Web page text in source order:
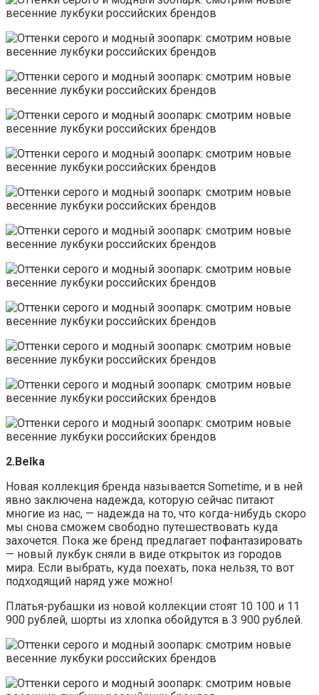
2.Belka
Новая коллекция бренда называется Sometime, и в ней
явно заключена надежда, которую сейчас питают
многие из нас, — надежда на то, что когда-нибудь скоро
мы снова сможем свободно путешествовать куда
захочется. Пока же бренд предлагает пофантазировать
— новый лукбук сняли в виде открыток из городов
мира. Если выбрать, куда поехать, пока нельзя, то вот
подходящий наряд уже можно!
Платья-рубашки из новой коллекции стоят 10 100 и 11
900 рублей, шорты из хлопка обойдутся в 3 900 рублей.